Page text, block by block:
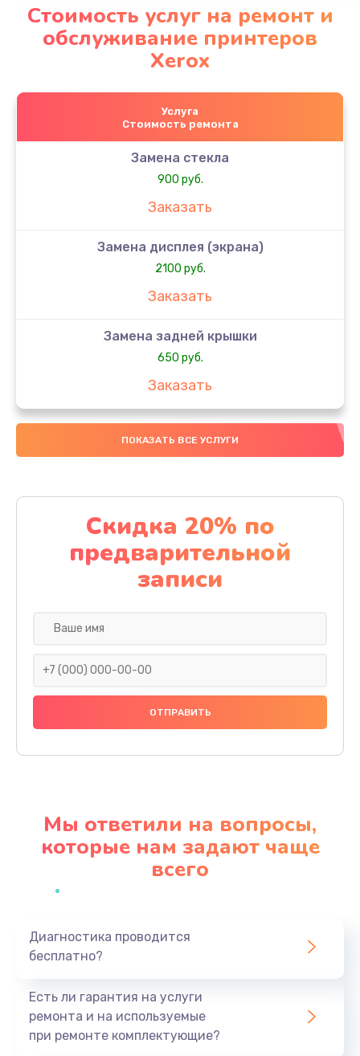
Стоимость услуг на ремонт и
обслуживание принтеров
Xerox
Услуга
Стоимость ремонта
Замена стекла
900 руб.
Заказать
Замена дисплея (экрана)
2100 руб.
Заказать
Замена задней крышки
650 руб.
Заказать
Замена аккумулятора
4000 руб.
Замена материнской платы
1100 руб.
Заказать
Замена праймера
1000 руб.
Заказать
Профилактическая чистка
Заказать
ПОКАЗАТЬ ВСЕ УСЛУГИ
Скидка 20% по
предварительной
записи
Мы ответили на вопросы,
которые нам задают чаще
всего
Диагностика проводится
бесплатно?
Есть ли гарантия на услуги
ремонта и на используемые
при ремонте комплектующие?